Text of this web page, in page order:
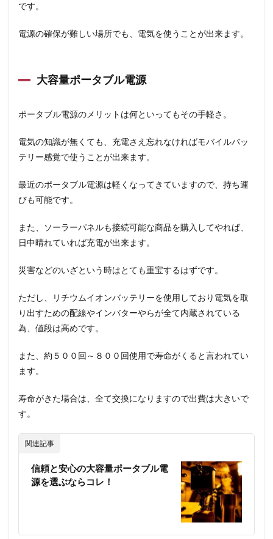
です。
電源の確保が難しい場所でも、電気を使うことが出来ます。
大容量ポータブル電源
ポータブル電源のメリットは何といってもその手軽さ。
電気の知識が無くても、充電さえ忘れなければモバイルバッ
テリー感覚で使うことが出来ます。
最近のポータブル電源は軽くなってきていますので、持ち運
びも可能です。
また、ソーラーパネルも接続可能な商品を購入してやれば、
日中晴れていれば充電が出来ます。
災害などのいざという時はとても重宝するはずです。
ただし、リチウムイオンバッテリーを使用しており電気を取
り出すための配線やインバターやらが全て内蔵されている
為、値段は高めです。
また、約５００回～８００回使用で寿命がくると言われてい
ます。
寿命がきた場合は、全て交換になりますので出費は大きいで
す。
関連記事
信頼と安心の大容量ポータブル電
源を選ぶならコレ！